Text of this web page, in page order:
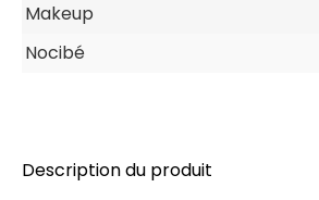
Makeup
Nocibé
Description du produit